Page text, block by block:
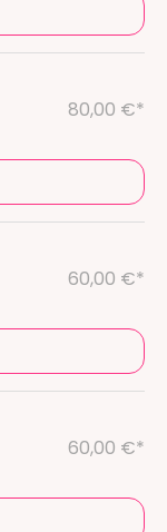
80,00 €*
60,00 €*
60,00 €*